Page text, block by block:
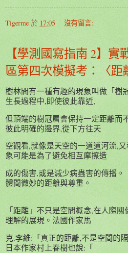
Tigerme 於 17:05 沒有留言:
【學測國寫指南 2】實
區第四次模擬考：〈距
樹林間有一種有趣的現象叫做「樹
生長過程中,即使彼此靠近,
但頂端的樹冠層會保持一定距離而
彼此明確的邊界,從下方往天
空觀看,就像是天空的一道道河流,
象可能是為了避免相互摩擦造
成的傷害,或是減少病蟲害的傳播
體間微妙的距離與尊重。
「距離」不只是空間概念,在人際
理解的展現。法國作家馬
克.李維:「真正的距離,不是空間的
日本作家村上春樹也說:「